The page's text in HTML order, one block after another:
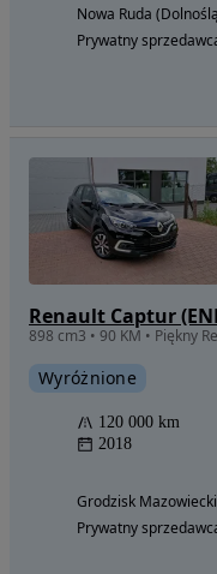
Nowa Ruda
Prywatny
Renault Captur
Wyróżnione
120 000 km
2018
Grodzisk
Prywatny